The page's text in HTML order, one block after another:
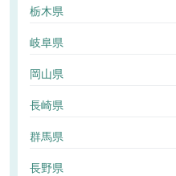
栃木県
岐阜県
岡山県
長崎県
群馬県
長野県